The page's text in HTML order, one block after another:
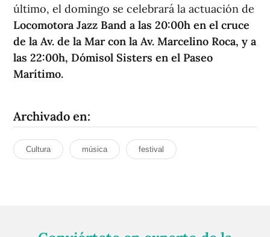
último, el domingo se celebrará la actuación de
Locomotora Jazz Band a las 20:00h en el cruce
de la Av. de la Mar con la Av. Marcelino Roca, y a
las 22:00h, Dómisol Sisters en el Paseo
Marítimo.
Archivado en:
Cultura música festival